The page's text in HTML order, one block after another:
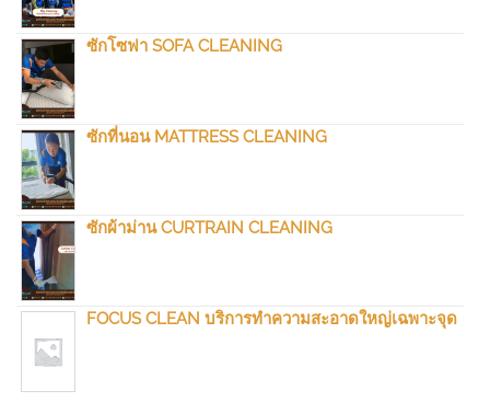
ซักโซฟา SOFA CLEANING
ซักที่นอน MATTRESS CLEANING
ซักผ้าม่าน CURTRAIN CLEANING
FOCUS CLEAN บริการทำความสะอาดใหญ่เฉพาะจุด